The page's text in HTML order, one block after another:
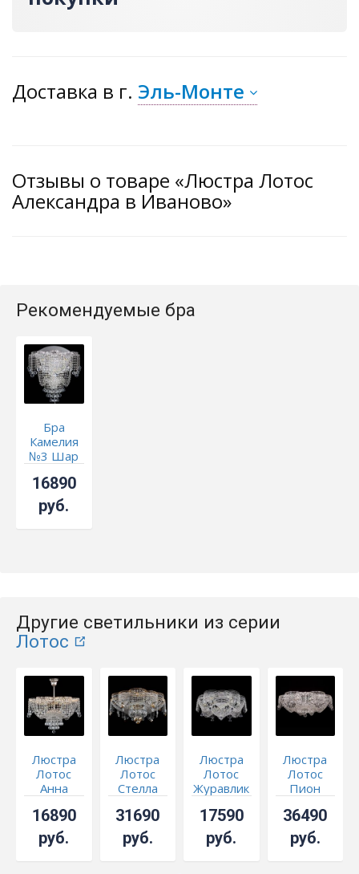
Доставка в г. Эль-Монте
Отзывы о товаре «Люстра Лотос
Александра в Иваново»
Рекомендуемые бра
Бра
Камелия
№3 Шар
16890
руб.
Другие светильники из серии
Лотос
Люстра
Лотос
Анна
16890
руб.
Люстра
Лотос
Стелла
700 мм
31690
руб.
Люстра
Лотос
Журавлик
конусами
17590
руб.
Люстра
Лотос
Пион
36490
руб.